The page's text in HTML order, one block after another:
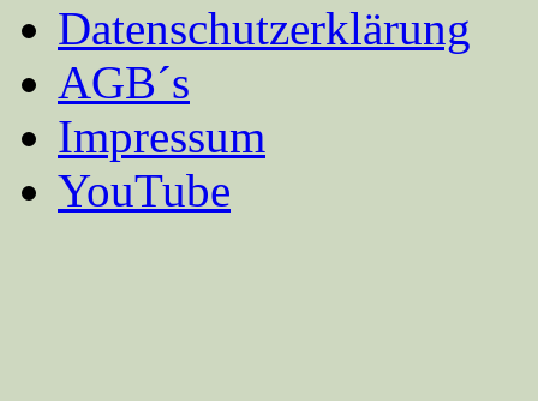
Datenschutzerklärung
AGB´s
Impressum
YouTube